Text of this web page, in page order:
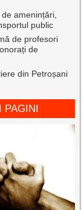
amenințări,
public
de profesori
de
din Petroșani
PAGINI